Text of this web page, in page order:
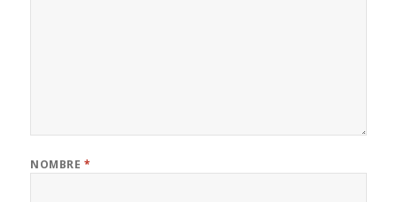
NOMBRE *